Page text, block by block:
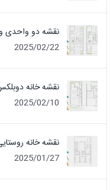
نقشه دو واحدی و یک
2025/02/22
نقشه خانه
2025/02/10
نقشه خانه
2025/01/27